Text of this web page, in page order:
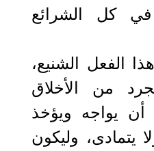
في كل الشرائع
الفعل الشنيع،
من الأخلاق
أن يواجه ويؤخذ
يتمادى، وليكون